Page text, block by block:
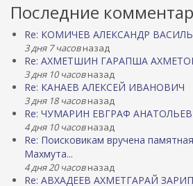
Последние
Re: КОМИЧЕВ АЛЕКСАНДР
3 дня 7 часовназад
Re: АХМЕТШИН ГАРАПША
3 дня 10 часовназад
Re: КАНАЕВ АЛЕКСЕЙ ИВАНОВИЧ
3 дня 18 часовназад
Re: ЧУМАРИН ЕВГРАФ
4 дня 10 часовназад
Re: Поисковикам вручена
Махмута...
4 дня 20 часовназад
Re: АВХАДЕЕВ АХМЕТГАРАЙ